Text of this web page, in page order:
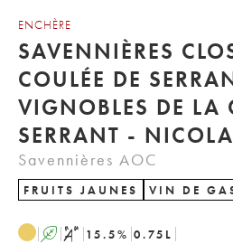
ENCHÈRE
SAVENNIÈRES
COULÉE DE
VIGNOBLES DE LA
SERRANT -
Savennières AOC
FRUITS JAUNES VIN DE
A S 15.5% 0.75 L